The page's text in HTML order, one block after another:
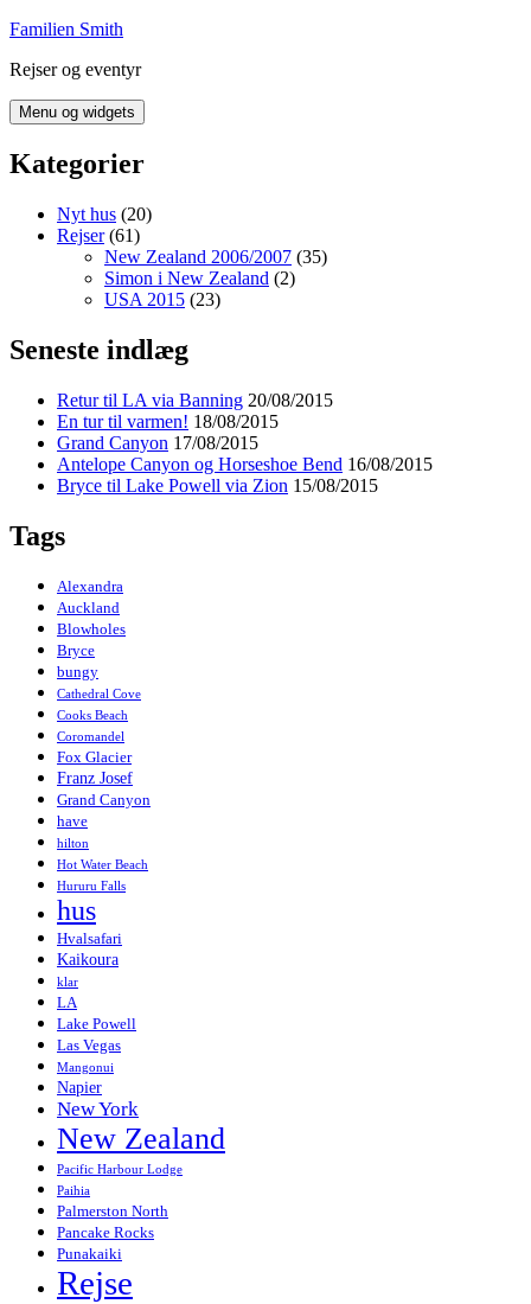
Hop
indhold
Familien Smith
Rejser og eventyr
Menu og widgets
Kategorier
Nyt hus (20)
Rejser(61)
New Zealand 2006/2007 (35)
Simon i New Zealand (2)
USA 2015 (23)
Seneste indlæg
Retur til LA via Banning 20/08/2015
En tur til varmen! 18/08/2015
Grand Canyon 17/08/2015
Antelope Canyon og Horseshoe Bend 16/08/2015
Bryce til Lake Powell via Zion 15/08/2015
Tags
Alexandra
Auckland
Blowholes
Bryce
bungy
Cathedral Cove
Cooks Beach
Coromandel
Fox Glacier
Franz Josef
Grand Canyon
have
hilton
Hot Water Beach
Hururu Falls
hus
Hvalsafari
Kaikoura
klar
LA
Lake Powell
Las Vegas
Mangonui
Napier
New York
New Zealand
Pacific Harbour Lodge
Paihia
Palmerston North
Pancake Rocks
Punakaiki
Rejse